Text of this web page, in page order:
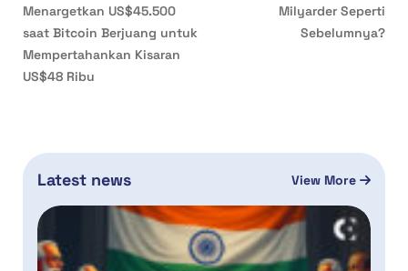
Menargetkan US$45.500
saat Bitcoin Berjuang untuk
Mempertahankan Kisaran
US$48 Ribu
Milyarder Seperti
Sebelumnya?
Latest news View More